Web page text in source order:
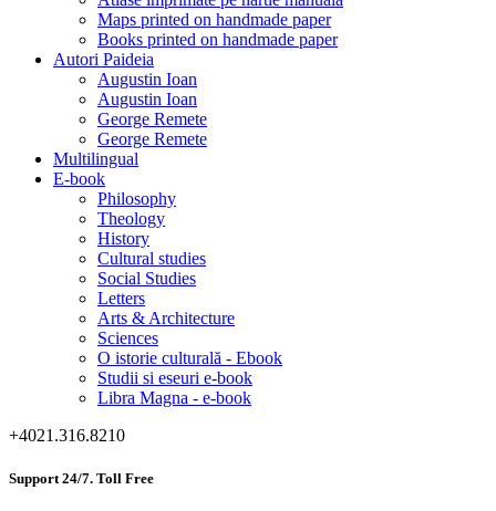
Maps printed on handmade paper
Books printed on handmade paper
Autori Paideia
Augustin Ioan
Augustin Ioan
George Remete
George Remete
Multilingual
E-book
Philosophy
Theology
History
Cultural studies
Social Studies
Letters
Arts & Architecture
Sciences
O istorie culturală - Ebook
Studii si eseuri e-book
Libra Magna - e-book
+4021.316.8210
Support 24/7. Toll Free